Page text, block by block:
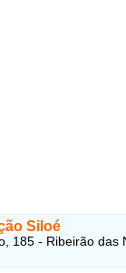
Siloé
185 - Ribeirão das